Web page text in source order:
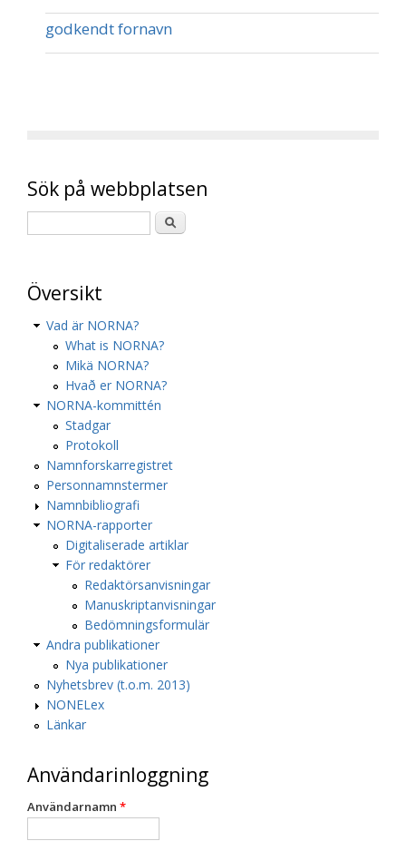
godkendt fornavn
Sök på webbplatsen
Översikt
Vad är NORNA?
What is NORNA?
Mikä NORNA?
Hvað er NORNA?
NORNA-kommittén
Stadgar
Protokoll
Namnforskarregistret
Personnamnstermer
Namnbibliografi
NORNA-rapporter
Digitaliserade artiklar
För redaktörer
Redaktörsanvisningar
Manuskriptanvisningar
Bedömningsformulär
Andra publikationer
Nya publikationer
Nyhetsbrev (t.o.m. 2013)
NONELex
Länkar
Användarinloggning
Användarnamn *